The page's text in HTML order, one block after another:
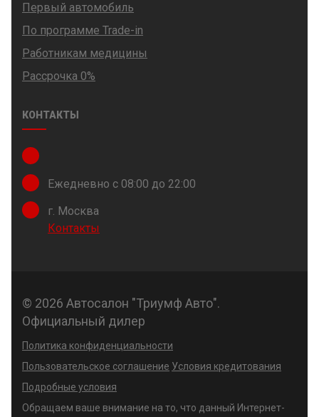
Первый автомобиль
По программе Trade-in
Работникам медицины
Рассрочка 0%
КОНТАКТЫ
Ежедневно с 08:00 до 22:00
г. Москва
Контакты
© 2026 Автосалон "Триумф Авто".
Официальный дилер
Политика конфиденциальности
Пользовательское соглашение Условия кредитования
Подробные условия
Обращаем ваше внимание на то, что данный Интернет-